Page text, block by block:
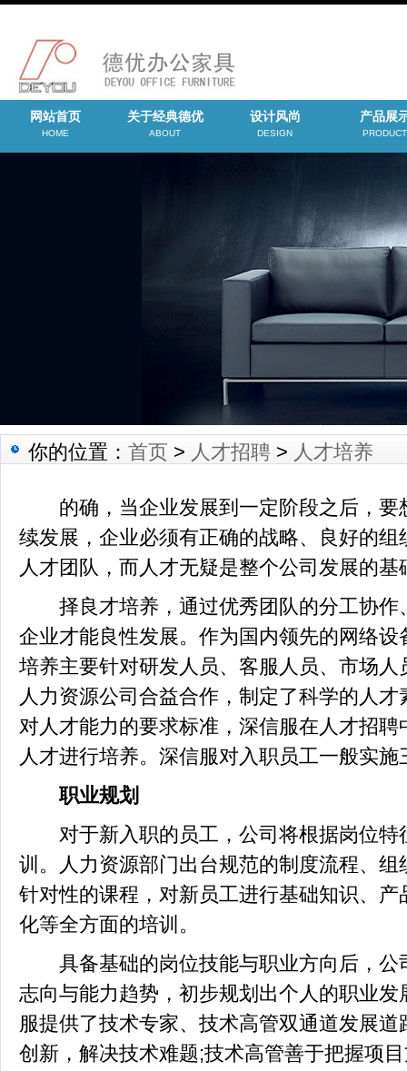
网站首页
HOME
关于经典德优
ABOUT
设计风尚
DESIGN
产品展
PRODUCT
你的位置： 首页 > 人才招聘 > 人才培养
的确，当企业发展到一定阶段之后，要
续发展，企业必须有正确的战略、良好的
人才团队，而人才无疑是整个公司发展的基
择良才培养，通过优秀团队的分工协作
企业才能良性发展。作为国内领先的网络
培养主要针对研发人员、客服人员、市场
人力资源公司合益合作，制定了科学的人
对人才能力的要求标准，深信服在人才招
人才进行培养。深信服对入职员工一般实
职业规划
对于新入职的员工，公司将根据岗位特
训。人力资源部门出台规范的制度流程、
针对性的课程，对新员工进行基础知识、
化等全方面的培训。
具备基础的岗位技能与职业方向后，公
志向与能力趋势，初步规划出个人的职业
服提供了技术专家、技术高管双通道发展
创新，解决技术难题;技术高管善于把握项